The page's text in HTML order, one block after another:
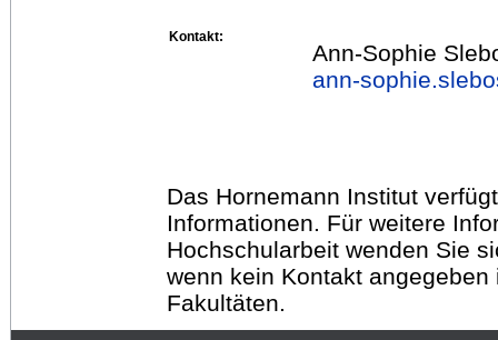
Kontakt:
Ann-Sophie
ann-
Das Hornemann Institut
Informationen. Für weitere
Hochschularbeit wenden Sie
wenn kein Kontakt
Fakultäten.